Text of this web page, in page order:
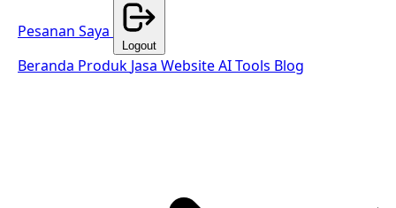
Pesanan Saya
Logout
Beranda Produk Jasa WebsiteAI Tools Blog